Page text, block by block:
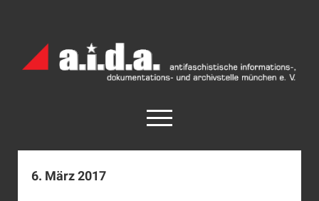
Archiv
München
open
menu
facebook
rss info@aida-archiv.de
6. März 2017